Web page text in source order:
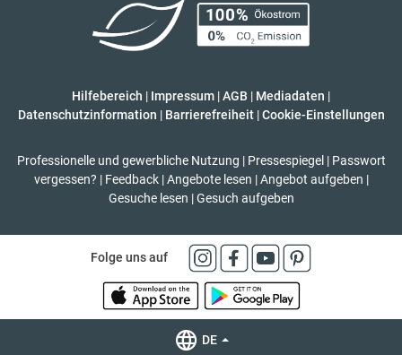
Hilfebereich | Impressum |AGB | Mediadaten |
Datenschutzinformation | Barrierefreiheit | Cookie-Einstellungen
Professionelle und gewerbliche Nutzung | Pressespiegel | Passwort
vergessen? | Feedback | Angebote lesen | Angebot aufgeben |
Gesuche lesen | Gesuch aufgeben
Folge uns auf
DE